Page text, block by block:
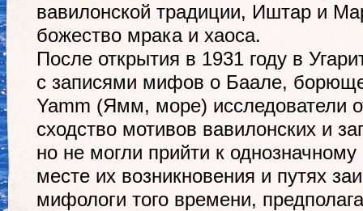
вавилонской традиции, Иштар и
божество мрака и хаоса.
После открытия в 1931 году в
с записями мифов о Баале,
Yamm (Ямм, море) исследователи
сходство мотивов вавилонских и
но не могли прийти к
месте их возникновения и путях
мифологи того времени,